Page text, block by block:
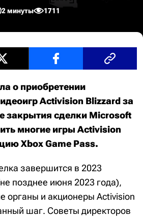
2 минуты 1711
о приобретении
Activision Blizzard за
закрытия сделки Microsoft
многие игры Activision
Xbox Game Pass.
завершится в 2023
позднее июня 2023 года),
органы и акционеры Activision
шаг. Советы директоров